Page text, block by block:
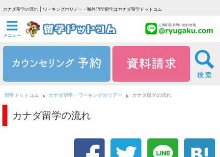
カナダ留学の流れ | ワーキングホリデー・海外語学留学はカナダ留学ドットコム
留学ドットコム カナダ留学・ワーキングホリデー カナダ留学の流れ
カナダ留学の流れ